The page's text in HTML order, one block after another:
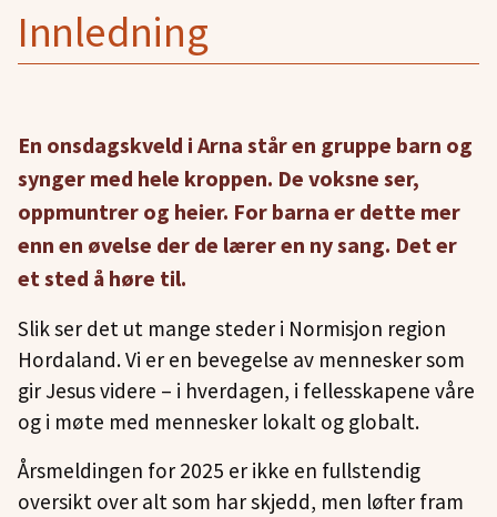
Innledning
En onsdagskveld i Arna står en gruppe barn og
synger med hele kroppen. De voksne ser,
oppmuntrer og heier. For barna er dette mer
enn en øvelse der de lærer en ny sang. Det er
et sted å høre til.
Slik ser det ut mange steder i Normisjon region
Hordaland. Vi er en bevegelse av mennesker som
gir Jesus videre – i hverdagen, i fellesskapene våre
og i møte med mennesker lokalt og globalt.
Årsmeldingen for 2025 er ikke en fullstendig
oversikt over alt som har skjedd, men løfter fram